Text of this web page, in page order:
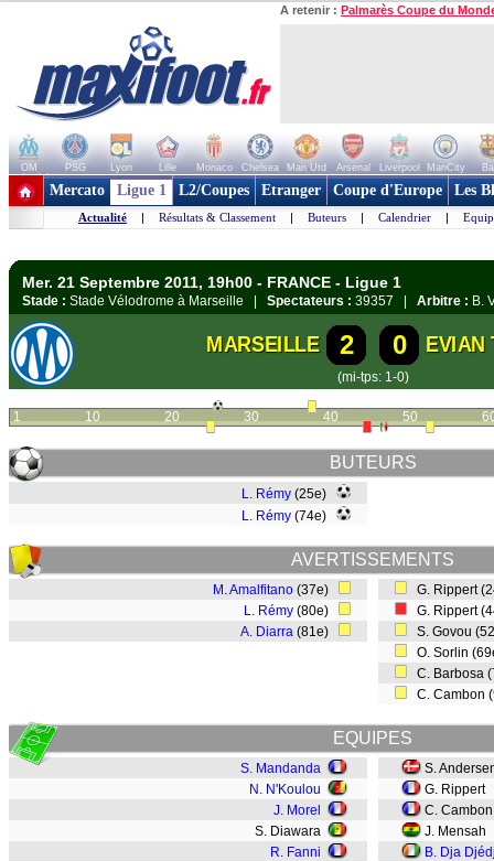
A retenir : Palmarès Coupe du
OM PSG Lyon Lille Monaco Chelsea Man Utd Arsenal Liverpool ManCity
+ de clubs
Mercato Ligue 1 L2/Coupes Etranger Coupe d'Europe Les
Actualité | Résultats & Classement | Buteurs | Calendrier |
Mer. 21 Septembre 2011, 19h00 - FRANCE - Ligue 1
Stade : Stade Vélodrome à Marseille | Spectateurs : 39357 | Arbitre : B.
MARSEILLE 2 0 EVIAN
(mi-tps: 1-0)
1 10 20 30 40 50
BUTEURS
L. Rémy (25e)
L. Rémy (74e)
AVERTISSEMENTS
M. Amalfitano (37e)
L. Rémy (80e)
A. Diarra (81e)
G. Rippert
G. Rippert
S. Govou
O. Sorlin
C. Barbosa
C. Cambon
EQUIPES
S. Mandanda
N. N'Koulou
J. Morel
S. Diawara
R. Fanni
S.
G. Rippert
C. Cambon
J. Mensah
B. Dja